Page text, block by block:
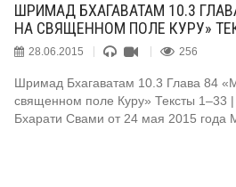
ШРИМАД БХАГАВАТАМ 10.3
НА СВЯЩЕННОМ ПОЛЕ КУРУ»
28.06.2015 256
Шримад Бхагаватам 10.3 Глава 84
священном поле Куру» Тексты 1–33
Бхарати Свами от 24 мая 2015 года